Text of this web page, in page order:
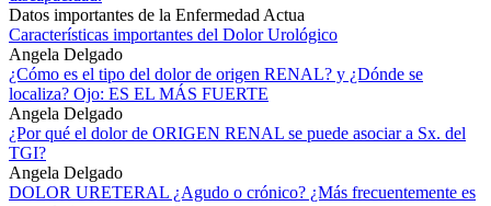
Datos importantes de la Enfermedad Actua
Características importantes del Dolor Urológico
Angela Delgado
¿Cómo es el tipo del dolor de origen RENAL? y ¿Dónde se
localiza? Ojo: ES EL MÁS FUERTE
Angela Delgado
¿Por qué el dolor de ORIGEN RENAL se puede asociar a Sx. del
TGI?
Angela Delgado
DOLOR URETERAL ¿Agudo o crónico? ¿Más frecuentemente es